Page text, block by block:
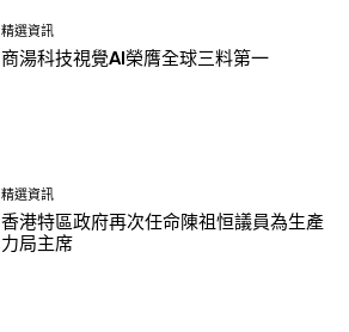
精選資訊
商湯科技視覺AI榮膺全球三料第一
精選資訊
香港特區政府再次任命陳祖恒議員為生產
力局主席